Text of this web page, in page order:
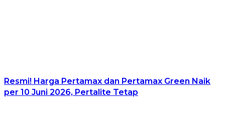
Resmi! Harga Pertamax dan Pertamax Green Naik
per 10 Juni 2026, Pertalite Tetap